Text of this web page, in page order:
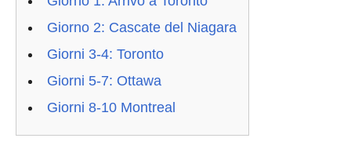
Giorno 2: Cascate del Niagara
Giorni 3-4: Toronto
Giorni 5-7: Ottawa
Giorni 8-10 Montreal